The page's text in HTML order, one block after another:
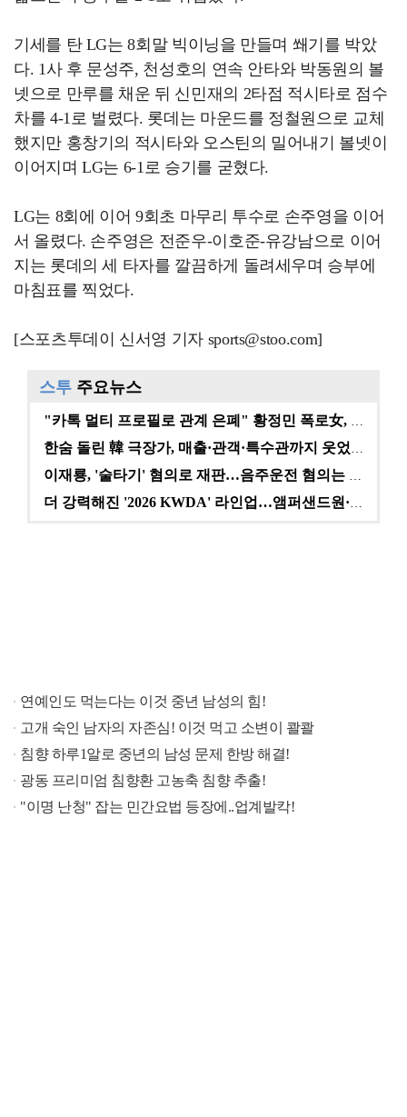
기세를 탄 LG는 8회말 빅이닝을 만들며 쐐기를 박았
다. 1사 후 문성주, 천성호의 연속 안타와 박동원의 볼
넷으로 만루를 채운 뒤 신민재의 2타점 적시타로 점수
차를 4-1로 벌렸다. 롯데는 마운드를 정철원으로 교체
했지만 홍창기의 적시타와 오스틴의 밀어내기 볼넷이
이어지며 LG는 6-1로 승기를 굳혔다.
LG는 8회에 이어 9회초 마무리 투수로 손주영을 이어
서 올렸다. 손주영은 전준우-이호준-유강남으로 이어
지는 롯데의 세 타자를 깔끔하게 돌려세우며 승부에
마침표를 찍었다.
[스포츠투데이 신서영 기자 sports@stoo.com]
스투 주요뉴스